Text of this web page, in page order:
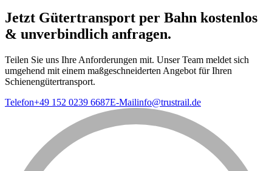
Jetzt Gütertransport per Bahn kostenlos
& unverbindlich anfragen.
Teilen Sie uns Ihre Anforderungen mit. Unser Team meldet sich
umgehend mit einem maßgeschneiderten Angebot für Ihren
Schienengütertransport.
Telefon+49 152 0239 6687E-Mailinfo@trustrail.de